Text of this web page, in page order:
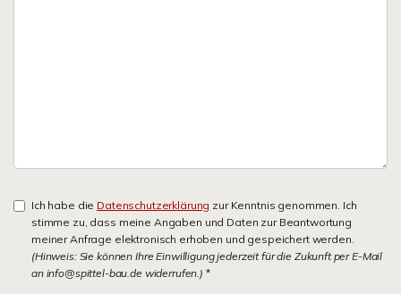
Ich habe die Datenschutzerklärung zur Kenntnis genommen. Ich
stimme zu, dass meine Angaben und Daten zur Beantwortung
meiner Anfrage elektronisch erhoben und gespeichert werden.
(Hinweis: Sie können Ihre Einwilligung jederzeit für die Zukunft per E-Mail
an info@spittel-bau.de widerrufen.) *